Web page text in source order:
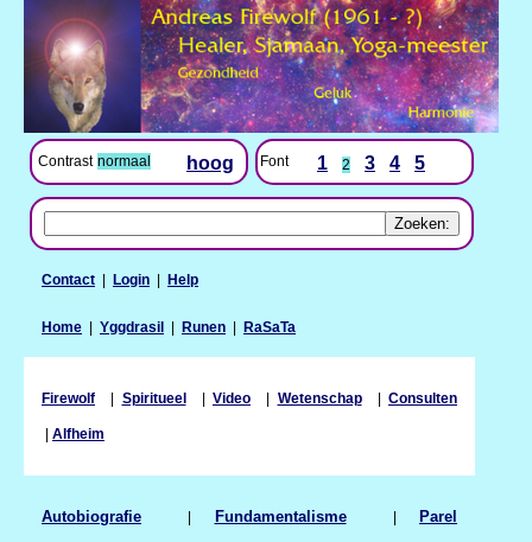
Contrast normaal hoog Font 1 2 3 4 5
Contact | Login | Help
Home | Yggdrasil | Runen | RaSaTa
Firewolf | Spiritueel| Video | Wetenschap| Consulten
| Alfheim
Autobiografie | Fundamentalisme| Parel